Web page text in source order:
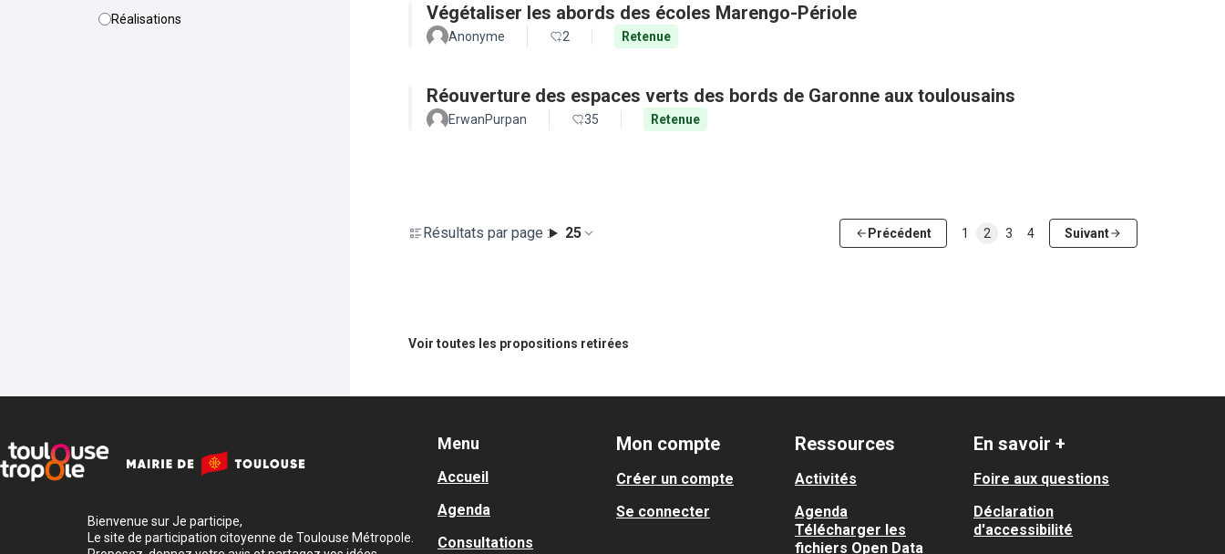
Réalisations Végétaliser les abords des écoles Marengo-Périole
Anonyme 2 Retenue
Réouverture des espaces verts des bords de Garonne aux toulousains
ErwanPurpan 35 Retenue
Résultats par page : 25 Précédent 1 2 3 4 Suivant
Voir toutes les propositions retirées
Bienvenue sur Je participe,
Le site de participation citoyenne de Toulouse Métropole.
Menu
Accueil
Agenda
Consultations
Mon compte
Créer un compte
Se connecter
Ressources
Activités
Agenda
Télécharger les
fichiers Open Data
En savoir +
Foire aux questions
Déclaration
d'accessibilité